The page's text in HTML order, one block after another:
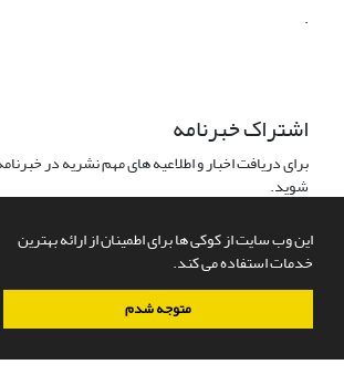
این وب سایت از کوکی ها برای اطمینان از ارائه بهترین
خدمات استفاده می کند.
متوجه شدم
.
اشتراک خبرنامه
برای دریافت اخبار و اطلاعیه های مهم نشریه در
شوید.
سامانه مدیریت نشریات علمی.طراحی و پیاده سازی از